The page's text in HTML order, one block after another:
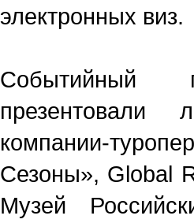
электронных виз.
Событийный
компании-
Сезоны», Global
Музей